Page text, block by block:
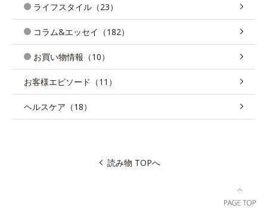
ライフスタイル（23）
コラム&エッセイ（182）
お買い物情報（10）
お客様エピソード（11）
ヘルスケア（18）
読み物 TOPへ